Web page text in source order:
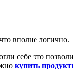
вполне логично.
себе это
купить